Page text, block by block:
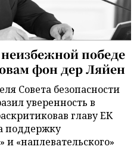
победе
фон дер Ляйен
Совета безопасности
уверенность в
главу ЕК
поддержку
и «наплевательского»